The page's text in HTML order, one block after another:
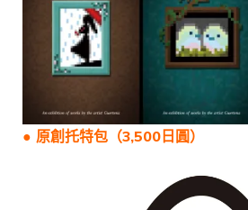
● 原創托特包（3,500日圓）